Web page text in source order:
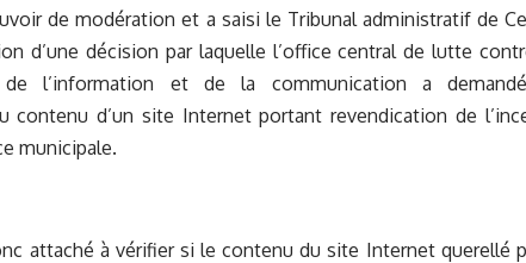
de modération et a saisi le Tribunal administratif de
d’une décision par laquelle l’office central de lutte
de l’information et de la communication a
contenu d’un site Internet portant revendication de
municipale.
attaché à vérifier si le contenu du site Internet querellé